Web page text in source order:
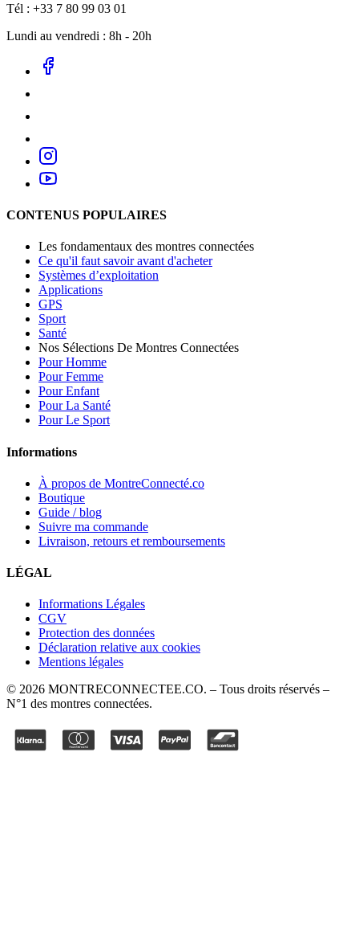
Tél : +33 7 80 99 03 01
Lundi au vendredi : 8h - 20h
CONTENUS POPULAIRES
Les fondamentaux des montres connectées
Ce qu'il faut savoir avant d'acheter
Systèmes d’exploitation
Applications
GPS
Sport
Santé
Nos Sélections De Montres Connectées
Pour Homme
Pour Femme
Pour Enfant
Pour La Santé
Pour Le Sport
Informations
À propos de MontreConnecté.co
Boutique
Guide / blog
Suivre ma commande
Livraison, retours et remboursements
LÉGAL
Informations Légales
CGV
Protection des données
Déclaration relative aux cookies
Mentions légales
© 2026 MONTRECONNECTEE.CO. – Tous droits réservés –
N°1 des montres connectées.